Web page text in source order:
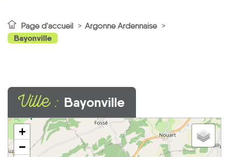
Page d'accueil Argonne Ardennaise
Bayonville
Ville : Bayonville
3
+
−